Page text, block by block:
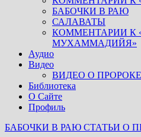
БАБОЧКИ В РАЮ
САЛАВАТЫ
КОММЕНТАРИИ К
МУХАММАДИЙЯ»
Аудио
Видео
ВИДЕО О ПРОРОКЕ
Библиотека
О Сайте
Профиль
БАБОЧКИ В РАЮ СТАТЬИ О